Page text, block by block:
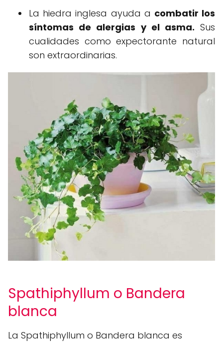
La hiedra inglesa ayuda a combatir los
síntomas de alergias y el asma. Sus
cualidades como expectorante natural
son extraordinarias.
Spathiphyllum o Bandera
blanca
La Spathiphyllum o Bandera blanca es